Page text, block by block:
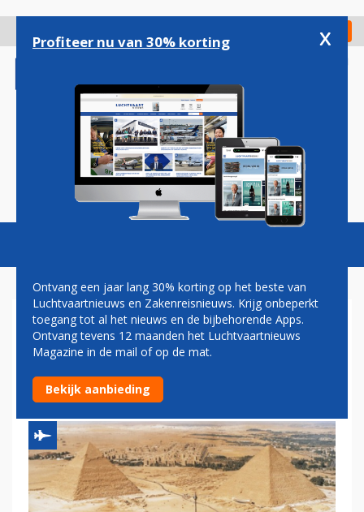
gaan
Check in
Magazine Podcasts Vacatures
FRANKRIJK IS BEREID
OEKRAÏENSE PILOTEN TE
TRAINEN
Profiteer nu van 30% korting x
Ontvang een jaar lang 30% korting op het beste van
Luchtvaartnieuws en Zakenreisnieuws. Krijg onbeperkt
toegang tot al het nieuws en de bijbehorende Apps.
Ontvang tevens 12 maanden het Luchtvaartnieuws
Magazine in de mail of op de mat.
Bekijk aanbieding